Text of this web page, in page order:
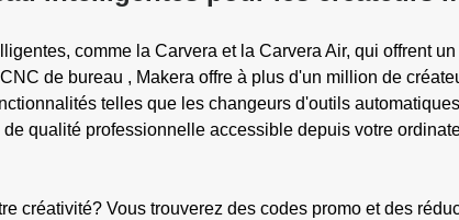
comme la Carvera et la Carvera Air, qui offrent
de bureau , Makera offre à plus d'un million de
telles que les changeurs d'outils
qualité professionnelle accessible depuis votre
créativité? Vous trouverez des codes promo et des